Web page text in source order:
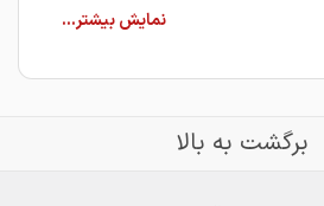
از کارخانه‌ها و تأمین‌کنندگان
را انتخاب کرده و برای خرید
برگشت به بالا